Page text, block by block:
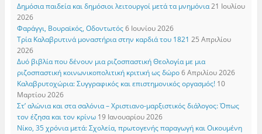
Δημόσια παιδεία και δημόσιοι λειτουργοί μετά τα μνημόνια 21 Ιουλίου
2026
Φαράγγι, Βουραϊκός, Οδοντωτός 6 Ιουνίου 2026
Τρία Καλαβρυτινά μοναστήρια στην καρδιά του 1821 25 Απριλίου
2026
Δυό βιβλία που δένουν μια ριζοσπαστική Θεολογία με μια
ριζοσπαστική κοινωνικοπολιτική κριτική ως δώρο 6 Απριλίου 2026
Καλαβρυτοχώρια: Συγγραφικός και επιστημονικός οργασμός! 10
Μαρτίου 2026
Στ’ αλώνια και στα σαλόνια – Χριστιανο-μαρξιστικός διάλογος: Όπως
τον έζησα και τον κρίνω 19 Ιανουαρίου 2026
Νίκο, 35 χρόνια μετά: Σχολεία, πρωτογενής παραγωγή και Οικουμένη